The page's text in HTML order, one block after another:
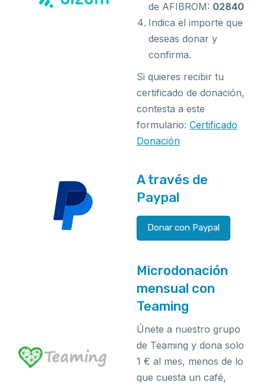
de AFIBROM: 02840
Indica el importe que
deseas donar y
confirma.
Si quieres recibir tu
certificado de donación,
contesta a este
formulario: Certificado
Donación
A través de
Paypal
Donar con Paypal
Microdonación
mensual con
Teaming
Únete a nuestro grupo
de Teaming y dona solo
1 € al mes, menos de lo
que cuesta un café,